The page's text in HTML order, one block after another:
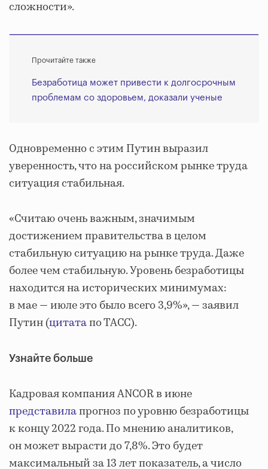
сложности».
Прочитайте также
Безработица может привести к долгосрочным
проблемам со здоровьем, доказали ученые
Одновременно с этим Путин выразил
уверенность, что на российском рынке труда
ситуация стабильная.
«Считаю очень важным, значимым
достижением правительства в целом
стабильную ситуацию на рынке труда. Даже
более чем стабильную. Уровень безработицы
находится на исторических минимумах:
в мае — июле это было всего 3,9%», — заявил
Путин (цитатапо ТАСС).
Узнайте больше
Кадровая компания ANCOR в июне
представилапрогноз по уровню безработицы
к концу 2022 года. По мнению аналитиков,
он может вырасти до 7,8%. Это будет
максимальный за 13 лет показатель, а число